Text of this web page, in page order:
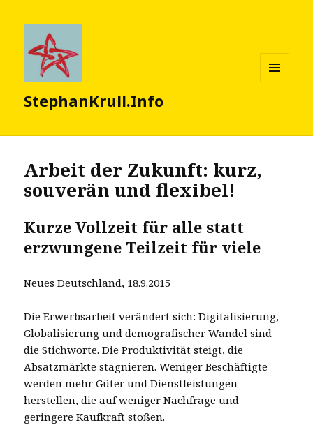
StephanKrull.Info
Arbeit der Zukunft: kurz,
souverän und flexibel!
Kurze Vollzeit für alle statt
erzwungene Teilzeit für viele
Neues Deutschland, 18.9.2015
Die Erwerbsarbeit verändert sich: Digitalisierung,
Globalisierung und demografischer Wandel sind
die Stichworte. Die Produktivität steigt, die
Absatzmärkte stagnieren. Weniger Beschäftigte
werden mehr Güter und Dienstleistungen
herstellen, die auf weniger Nachfrage und
geringere Kaufkraft stoßen.